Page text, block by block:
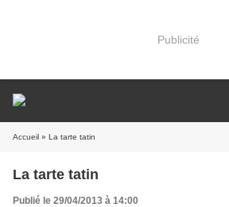
Publicité
Accueil » La tarte tatin
La tarte tatin
Publié le 29/04/2013 à 14:00